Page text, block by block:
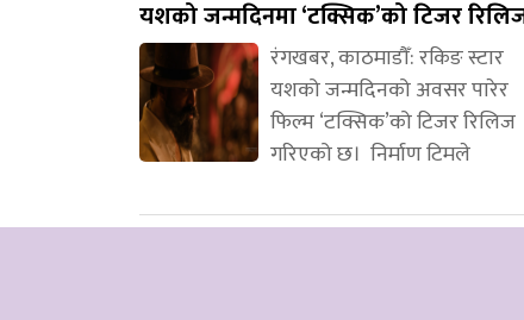
यशको जन्मदिनमा ‘टक्सिक’को टिजर
रंगखबर, काठमाडौँ: रकिङ स्टार
यशको जन्मदिनको अवसर पारेर
फिल्म ‘टक्सिक’को टिजर रिलिज
गरिएको छ। निर्माण टिमले